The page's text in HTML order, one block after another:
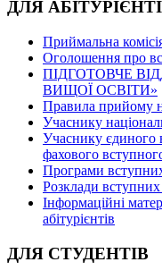
ДЛЯ
Приймальна
Оголошення про
ПІДГОТОВЧЕ
ВИЩОЇ ОСВІТИ»
Правила прийому
Учаснику
Учаснику єдиного
фахового
Програми вступних
Розклади
Інформаційні
абітурієнтів
ДЛЯ СТУДЕНТІВ